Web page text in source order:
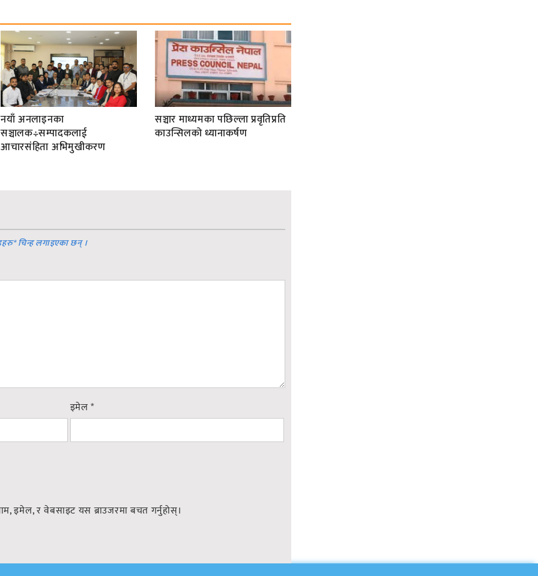
नयाँ अनलाइनका
सञ्चालक÷सम्पादकलाई
आचारसंहिता अभिमुखीकरण
सञ्चार माध्यमका पछिल्ला प्रवृतिप्रति
काउन्सिलको ध्यानाकर्षण
*चिन्ह लगाइएका छन् ।
इमेल*
इमेल, र वेबसाइट यस ब्राउजरमा बचत गर्नुहोस्।